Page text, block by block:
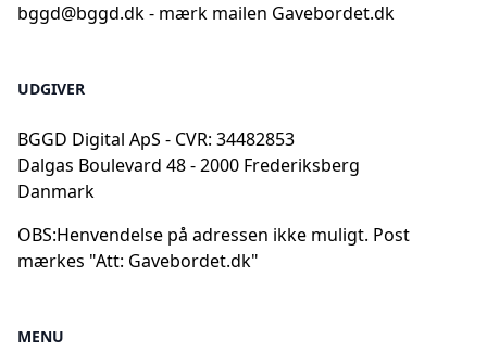
bggd@bggd.dk- mærk mailen Gavebordet.dk
UDGIVER
BGGD Digital ApS - CVR: 34482853
Dalgas Boulevard 48 - 2000 Frederiksberg
Danmark
OBS:Henvendelse på adressen ikke muligt. Post
mærkes "Att: Gavebordet.dk"
MENU